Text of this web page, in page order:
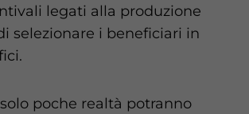
legati alla produzione
selezionare i beneficiari in
poche realtà potranno